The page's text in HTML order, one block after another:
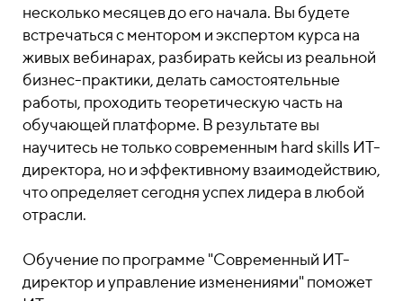
несколько месяцев до его начала. Вы будете
встречаться с ментором и экспертом курса на
живых вебинарах, разбирать кейсы из реальной
бизнес-практики, делать самостоятельные
работы, проходить теоретическую часть на
обучающей платформе. В результате вы
научитесь не только современным hard skills ИТ-
директора, но и эффективному взаимодействию,
что определяет сегодня успех лидера в любой
отрасли.
Обучение по программе "Современный ИТ-
директор и управление изменениями" поможет